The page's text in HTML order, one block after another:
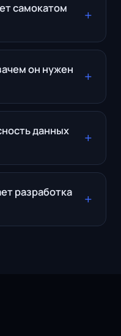
самокатом
он нужен
данных
разработка